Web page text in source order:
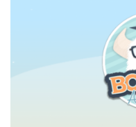
para pintar y dibujar
de cuentos e historias
para jugar con la música